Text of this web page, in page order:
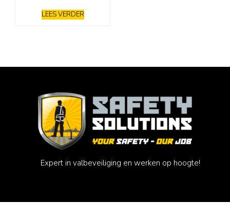
LEES VERDER
Expert in valbeveiliging en werken op hoogte!